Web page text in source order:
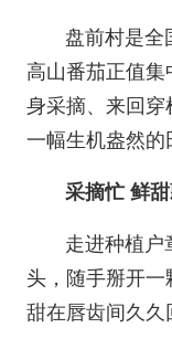
盘前村是全
高山番茄正值
身采摘、来回
一幅生机盎然的
采摘忙鲜
走进种植户
头，随手掰开
甜在唇齿间久久